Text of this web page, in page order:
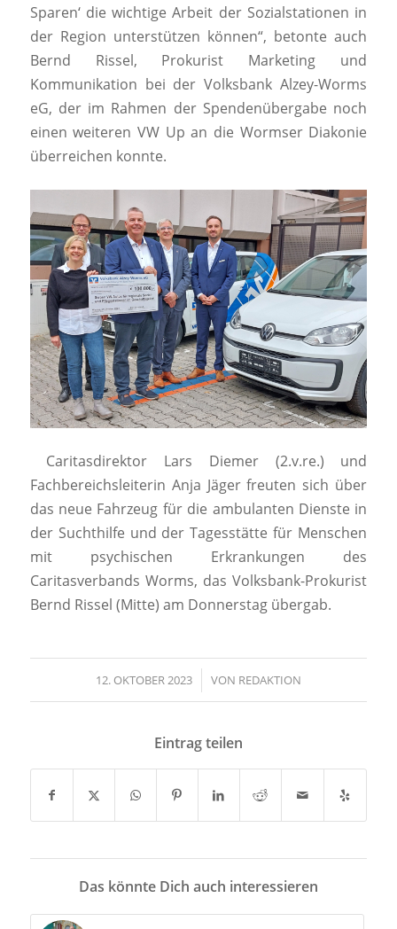
Sparen‘ die wichtige Arbeit der Sozialstationen in
der Region unterstützen können“, betonte auch
Bernd Rissel, Prokurist Marketing und
Kommunikation bei der Volksbank Alzey-Worms
eG, der im Rahmen der Spendenübergabe noch
einen weiteren VW Up an die Wormser Diakonie
überreichen konnte.
Caritasdirektor Lars Diemer (2.v.re.) und
Fachbereichsleiterin Anja Jäger freuten sich über
das neue Fahrzeug für die ambulanten Dienste in
der Suchthilfe und der Tagesstätte für Menschen
mit psychischen Erkrankungen des
Caritasverbands Worms, das Volksbank-Prokurist
Bernd Rissel (Mitte) am Donnerstag übergab.
12. OKTOBER 2023
/ VON REDAKTION
Eintrag teilen
Das könnte Dich auch interessieren